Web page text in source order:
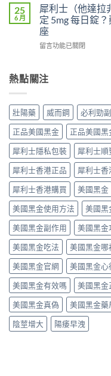
著
怪
藥，
先
這
5
事〉
換
每
日
利
反
穩？〉
中
夠
硬？
使
用
威
效
高
勃
起
硬
度〉
中
什
麼
吃
了
威
不
使
用
血
管
擴
張
類
藥
物：
硝
酸
酯
死
線
的
醫
理
解
析〉
中
25
6 月
犀利士（他達拉
定 5mg 每日錠
座
在
士
（他
拉
非）
劑
量
點
揀？
10mg、
20mg
按
需
定
5mg
每
日
錠？
藥
師
唔
背
label，
只
講
你
留言功能已關閉
熱點關注
壯陽藥 威而鋼 必利勁
正品美國黑金
正品美國黑
犀利士隱私包裝
犀利士順
犀利士香港正品
犀利士香
犀利士香港購買
美國黑金
美國黑金使用方法
美國黑
美國黑金副作用
美國黑金
美國黑金吃法
美國黑金哪
美國黑金官網
美國黑金心
美國黑金有效嗎
美國黑金
美國黑金真偽
美國黑金藥
陰莖增大
陽痿早洩